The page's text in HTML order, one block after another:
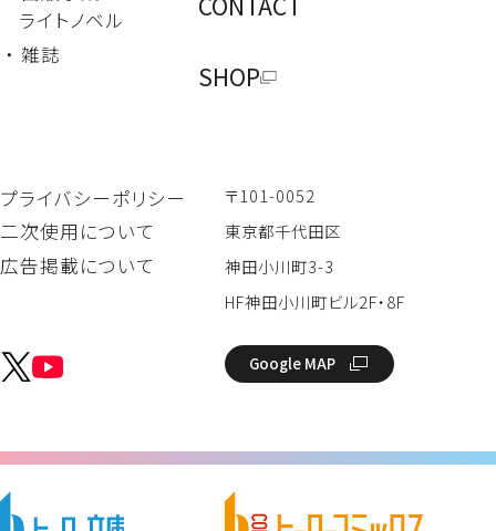
プライバシーポリシー
二次使用について
広告掲載について
〒101-0052
東京都千代田区
神田小川町3-3
HF神田小川町ビル2F・8F
Google MAP
ライトノベル
・ 雑誌
SHOP